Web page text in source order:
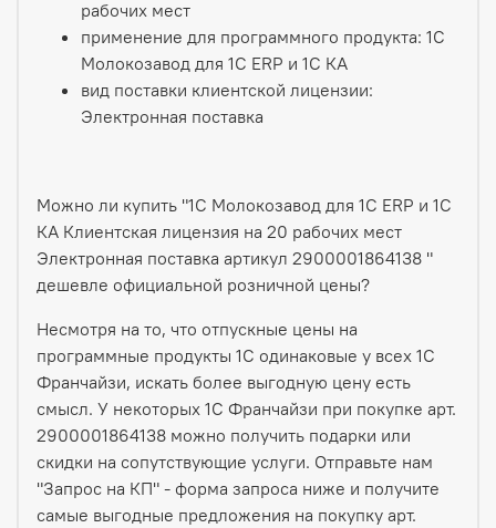
рабочих мест
применение для программного продукта: 1С
Молокозавод для 1С ERP и 1С КА
вид поставки клиентской лицензии:
Электронная поставка
Можно ли купить "1С Молокозавод для 1С ERP и 1С
КА Клиентская лицензия на 20 рабочих мест
Электронная поставка артикул 2900001864138 "
дешевле официальной розничной цены?
Несмотря на то, что отпускные цены на
программные продукты 1С одинаковые у всех 1С
Франчайзи, искать более выгодную цену есть
смысл. У некоторых 1С Франчайзи при покупке арт.
2900001864138 можно получить подарки или
скидки на сопутствующие услуги. Отправьте нам
"Запрос на КП" - форма запроса ниже и получите
самые выгодные предложения на покупку арт.